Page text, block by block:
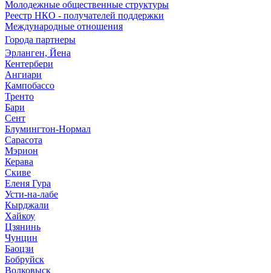
Молодежные общественные структуры
Реестр НКО - получателей поддержки
Международные отношения
Города партнеры
Эрланген, Йена
Кентербери
Ангиари
Кампобассо
Тренто
Бари
Сент
Блумингтон-Нормал
Сарасота
Мэрион
Керава
Скиве
Еленя Гура
Усти-на-лабе
Кырджали
Хайкоу
Цзянинь
Чунцин
Баоцзи
Бобруйск
Волковыск